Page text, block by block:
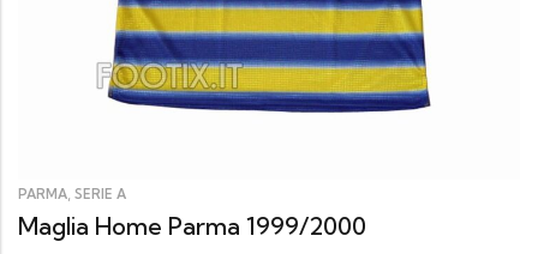
PARMA, SERIE A
Maglia Home Parma 1999/2000